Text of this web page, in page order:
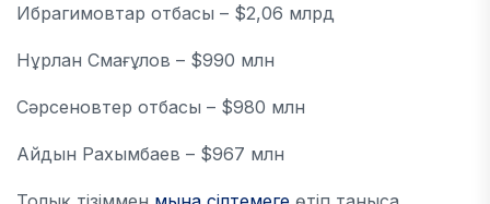
Ибрагимовтар отбасы – $2,06 млрд
Нұрлан Смағұлов – $990 млн
Сәрсеновтер отбасы – $980 млн
Айдын Рахымбаев – $967 млн